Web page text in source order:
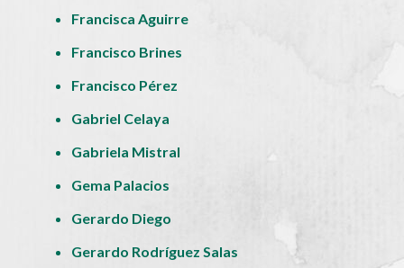
Francisca Aguirre
Francisco Brines
Francisco Pérez
Gabriel Celaya
Gabriela Mistral
Gema Palacios
Gerardo Diego
Gerardo Rodríguez Salas